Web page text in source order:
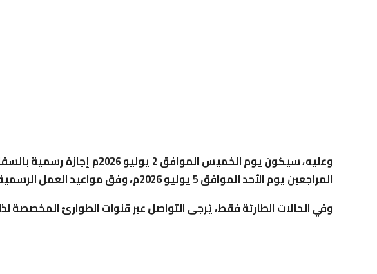
وعليه، سيكون يوم الخميس الموافق
المراجعين يوم الأحد الموافق 5 يوليو 2026م، وفق مواعيد العمل الرسمية.
وفي الحالات الطارئة فقط، يُرجى التواصل عبر قنوات الطوارئ المخصصة